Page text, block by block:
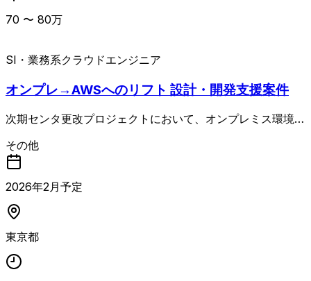
70 〜 80万
SI・業務系クラウドエンジニア
オンプレ→AWSへのリフト 設計・開発支援案件
次期センタ更改プロジェクトにおいて、オンプレミス環境か
向けた設計・開発作業、関連ドキュメントの作成、プロジェ
クト内での技術的な支援および各種調整を担当します。 オ
ンプレミスからAWSへの移行案件の実務経験が必須であ
り、EC2、RDS、S3など主要なAWSサービスに関する知見
を前提とした即戦力ポジションです。 主体的に業務を推進
その他
2026年2月予定
東京都